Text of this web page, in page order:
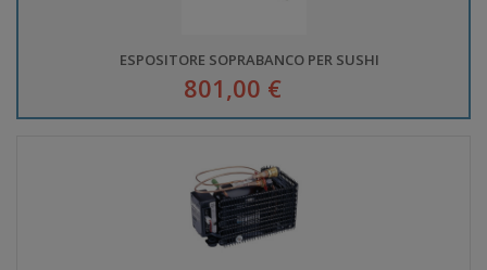
ESPOSITORE SOPRABANCO PER SUSHI
801,00 €